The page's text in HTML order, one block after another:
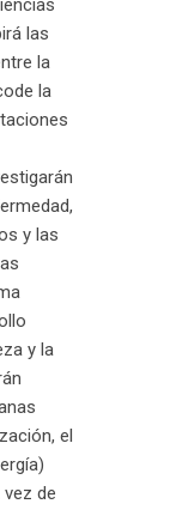
las
la
la
y las
y la
el
de